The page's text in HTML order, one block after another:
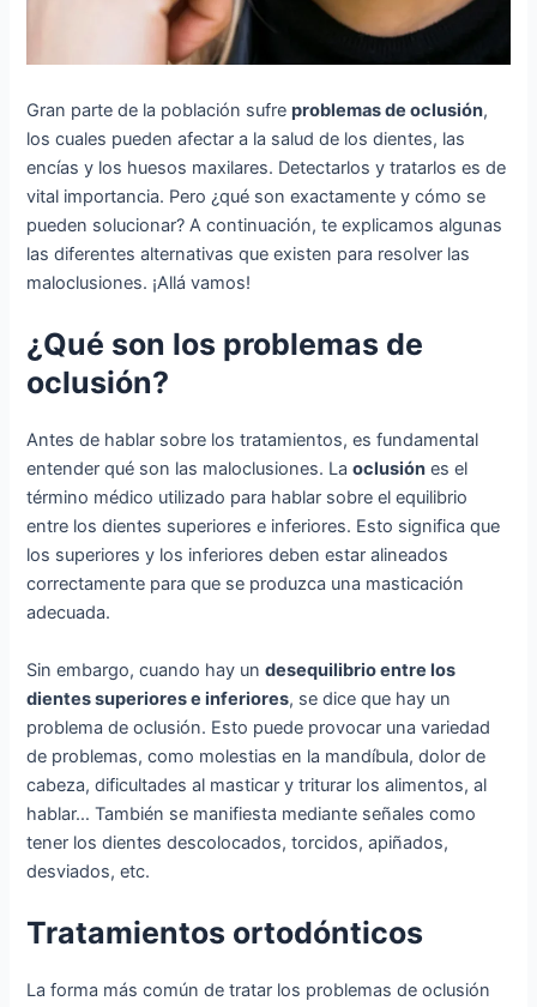
Gran parte de la población sufreproblemas de oclusión,
los cuales pueden afectar a la salud de los dientes, las
encías y los huesos maxilares. Detectarlos y tratarlos es de
vital importancia. Pero ¿qué son exactamente y cómo se
pueden solucionar? A continuación, te explicamos algunas
las diferentes alternativas que existen para resolver las
maloclusiones. ¡Allá vamos!
¿Qué son los problemas de
oclusión?
Antes de hablar sobre los tratamientos, es fundamental
entender qué son las maloclusiones. Laoclusión es el
término médico utilizado para hablar sobre el equilibrio
entre los dientes superiores e inferiores. Esto significa que
los superiores y los inferiores deben estar alineados
correctamente para que se produzca una masticación
adecuada.
Sin embargo, cuando hay undesequilibrio entre los
dientes superiores e inferiores, se dice que hay un
problema de oclusión. Esto puede provocar una variedad
de problemas, como molestias en la mandíbula, dolor de
cabeza, dificultades al masticar y triturar los alimentos, al
hablar… También se manifiesta mediante señales como
tener los dientes descolocados, torcidos, apiñados,
desviados, etc.
Tratamientos ortodónticos
La forma más común de tratar los problemas de oclusión